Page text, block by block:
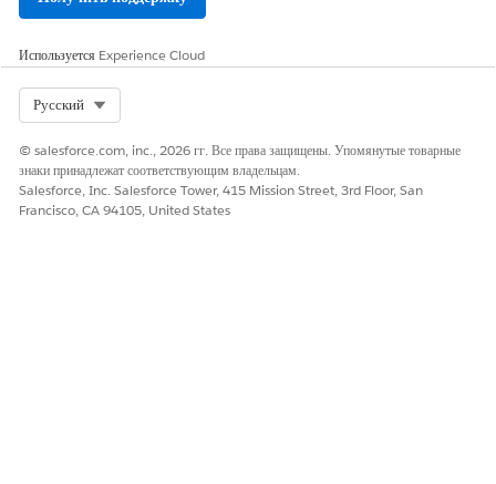
параметр уровня организации, а потом переустановить пакет.
СМ. ТАКЖЕ:
Создание очередей
ЭТА СТАТЬЯ РЕШИЛА ВАШУ ПРОБЛЕМУ?
Используется Experience Cloud
Русский
© salesforce.com, inc., 2026 гг. Все права защищены. Упомянутые товарные
знаки принадлежат соответствующим владельцам.
Salesforce, Inc. Salesforce Tower, 415 Mission Street, 3rd Floor, San
Francisco, CA 94105, United States